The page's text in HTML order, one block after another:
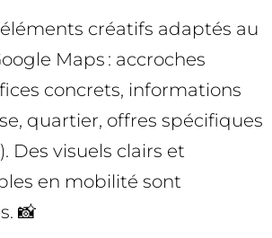
créatifs adaptés au
Maps : accroches
concrets, informations
quartier, offres spécifiques
Des visuels clairs et
en mobilité sont
📸